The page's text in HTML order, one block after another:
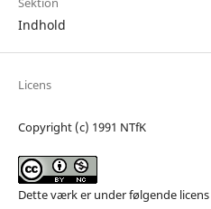
Indhold
Licens
Copyright (c) 1991 NTfK
Dette værk er under følgende licens